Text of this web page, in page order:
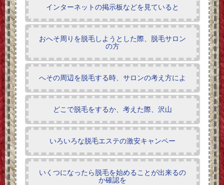
インターネットの掲示板などを見ていると
おへそ周りを脱毛しようとした際、脱毛サロン
の方
へその周辺を脱毛する時、サロンの考え方によ
どこで脱毛をするか、考えた際、沢山
いろいろな脱毛エステの激安キャンペー
いくつになったら脱毛を始めることが出来るの
か確認を